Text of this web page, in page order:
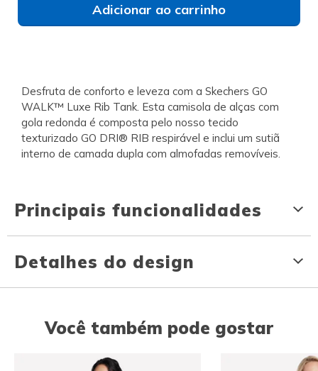
Adicionar ao carrinho
Desfruta de conforto e leveza com a Skechers GO
WALK™ Luxe Rib Tank. Esta camisola de alças com
gola redonda é composta pelo nosso tecido
texturizado GO DRI® RIB respirável e inclui um sutiã
interno de camada dupla com almofadas removíveis.
Principais funcionalidades
Detalhes do design
Você também pode gostar